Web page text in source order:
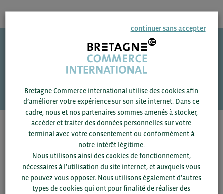
Une question ?
Pour voir les contacts, merci de renseigner votre
département et votre secteurou connectez-vous.
continuer sans accepter
Bretagne Commerce international utilise des cookies afin
d’améliorer votre expérience sur son site internet. Dans ce
cadre, nous et nos partenaires sommes amenés à stocker,
accéder et traiter des données personnelles sur votre
terminal avec votre consentement ou conformément à
notre intérêt légitime.
Nous utilisons ainsi des cookies de fonctionnement,
nécessaires à l’utilisation du site internet, et auxquels vous
ne pouvez vous opposer. Nous utilisons également d’autres
types de cookies qui ont pour finalité de réaliser des